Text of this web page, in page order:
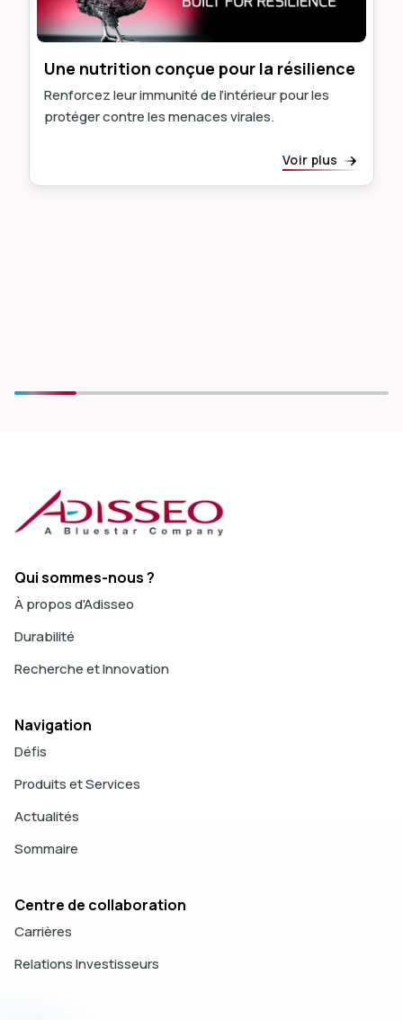
Une nutrition conçue pour la résilience
Renforcez leur immunité de l’intérieur pour les
protéger contre les menaces virales.
Voir plus
Qui sommes-nous ?
À propos d'Adisseo
Durabilité
Recherche et Innovation
Navigation
Défis
Produits et Services
Actualités
Sommaire
Centre de collaboration
Carrières
Relations Investisseurs